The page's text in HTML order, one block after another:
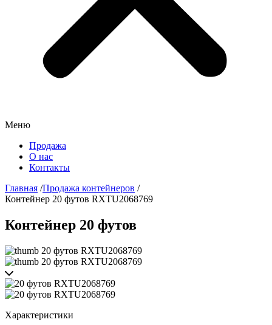
Меню
Продажа
О нас
Контакты
Главная /Продажа контейнеров /
Контейнер 20 футов RXTU2068769
Контейнер 20 футов
Характеристики